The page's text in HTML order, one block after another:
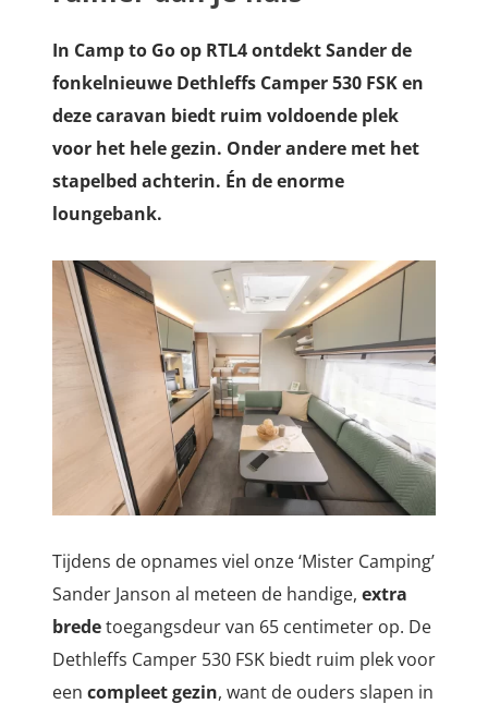
In Camp to Go op RTL4 ontdekt Sander de
fonkelnieuwe Dethleffs Camper 530 FSK en
deze caravan biedt ruim voldoende plek
voor het hele gezin. Onder andere met het
stapelbed achterin. Én de enorme
loungebank.
Tijdens de opnames viel onze ‘Mister Camping’
Sander Janson al meteen de handige, extra
bredetoegangsdeur van 65 centimeter op. De
Dethleffs Camper 530 FSK biedt ruim plek voor
een compleet gezin, want de ouders slapen in